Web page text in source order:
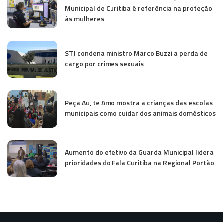
Municipal de Curitiba é referência na proteção
às mulheres
STJ condena ministro Marco Buzzi a perda de
cargo por crimes sexuais
Peça Au, te Amo mostra a crianças das escolas
municipais como cuidar dos animais domésticos
Aumento do efetivo da Guarda Municipal lidera
prioridades do Fala Curitiba na Regional Portão